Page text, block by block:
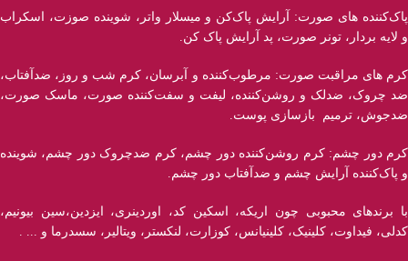
پاک‌کننده ‌های صورت: آرایش پاک‌کن و میسلار واتر، شوینده صوزت، اسکراب
و لایه بردار، تونر صورت، پد آرایش پاک کن.
کرم های مراقبت صورت: مرطوب‌کننده و آبرسان، کرم شب و روز، ضدآفتاب،
ضد چروک، ضدلک و روشن‌کننده، لیفت و سفت‌کننده صورت، ماسک صورت،
ضدجوش، ترمیم بازسازی پوست.
کرم دور چشم: کرم روشن‌کننده دور چشم، کرم ضدچروک دور چشم، شوینده
و پاک‌کننده آرایش چشم و ضدآفتاب دور چشم.
با برند‌های محبوبی چون اریکه، اسکین کد، اوردینری، ایزدین،سین بیونیم،
کدلی، فیداوت، کلینیک، کلینیانس، کوزارت، لنکستر، ویتالیر، سسدرما و ... .